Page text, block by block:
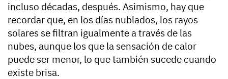
incluso décadas, después. Asimismo, hay que
recordar que, en los días nublados, los rayos
solares se filtran igualmente a través de las
nubes, aunque los que la sensación de calor
puede ser menor, lo que también sucede cuando
existe brisa.